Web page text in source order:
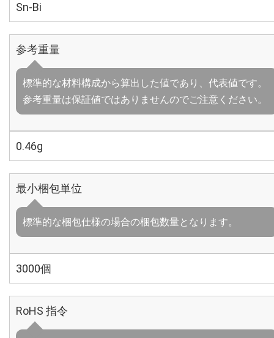
Sn-Bi
参考重量
標準的な材料構成から算出した値であり、代表値です。
参考重量は保証値ではありませんのでご注意ください。
0.46g
最小梱包単位
標準的な梱包仕様の場合の梱包数量となります。
3000個
RoHS 指令